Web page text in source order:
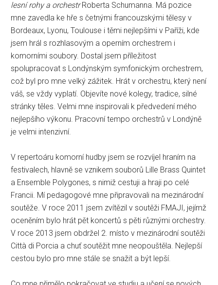
lesní rohy a orchestrRoberta Schumanna. Má pozice
mne zavedla ke hře s četnými francouzskými tělesy v
Bordeaux, Lyonu, Toulouse i těmi nejlepšími v Paříži, kde
jsem hrál s rozhlasovým a operním orchestrem i
komorními soubory. Dostal jsem příležitost
spolupracovat s Londýnským symfonickým orchestrem,
což byl pro mne velký zážitek. Hrát v orchestru, který není
váš, se vždy vyplatí. Objevíte nové kolegy, tradice, silné
stránky těles. Velmi mne inspirovali k předvedení mého
nejlepšího výkonu. Pracovní tempo orchestrů v Londýně
je velmi intenzivní.
V repertoáru komorní hudby jsem se rozvíjel hraním na
festivalech, hlavně se vznikem souborů Lille Brass Quintet
a Ensemble Polygones, s nimiž cestuji a hraji po celé
Francii. Mí pedagogové mne připravovali na mezinárodní
soutěže. V roce 2011 jsem zvítězil v soutěži FMAJI, jejímž
oceněním bylo hrát pět koncertů s pěti různými orchestry.
V roce 2013 jsem obdržel 2. místo v mezinárodní soutěži
Città di Porcia a chuť soutěžit mne neopouštěla. Nejlepší
cestou bylo pro mne stále se snažit a být lepší.